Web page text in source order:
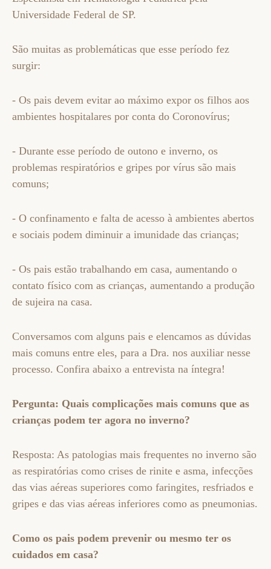
Universidade Federal de SP.
São muitas as problemáticas que esse período fez
surgir:
- Os pais devem evitar ao máximo expor os filhos aos
ambientes hospitalares por conta do Coronovírus;
- Durante esse período de outono e inverno, os
problemas respiratórios e gripes por vírus são mais
comuns;
- O confinamento e falta de acesso à ambientes abertos
e sociais podem diminuir a imunidade das crianças;
- Os pais estão trabalhando em casa, aumentando o
contato físico com as crianças, aumentando a produção
de sujeira na casa.
Conversamos com alguns pais e elencamos as dúvidas
mais comuns entre eles, para a Dra. nos auxiliar nesse
processo. Confira abaixo a entrevista na íntegra!
Pergunta: Quais complicações mais comuns que as
crianças podem ter agora no inverno?
Resposta: As patologias mais frequentes no inverno são
as respiratórias como crises de rinite e asma, infecções
das vias aéreas superiores como faringites, resfriados e
gripes e das vias aéreas inferiores como as pneumonias.
Como os pais podem prevenir ou mesmo ter os
cuidados em casa?